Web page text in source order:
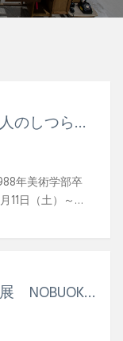
のしつらえ
（じね
年美術学部卒
日（土）～
まで）会 場さか
わいプラザ内電
内容旧作の再制
写真作品及び掛
NOBUOKA
）